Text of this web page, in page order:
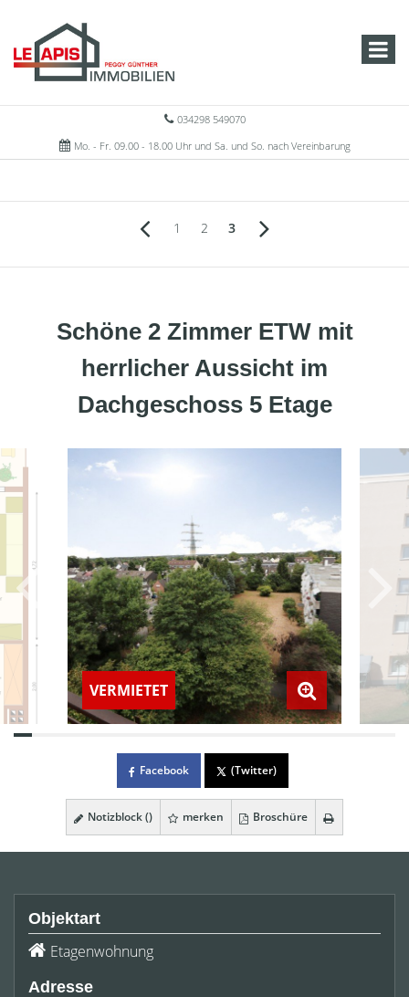
034298 549070
Mo. - Fr. 09.00 - 18.00 Uhr und Sa. und So. nach Vereinbarung
1 2 3
Schöne 2 Zimmer ETW mit
herrlicher Aussicht im
Dachgeschoss 5 Etage
VERMIETET
Facebook (Twitter)
Notizblock () merken Broschüre
Objektart
Etagenwohnung
Adresse